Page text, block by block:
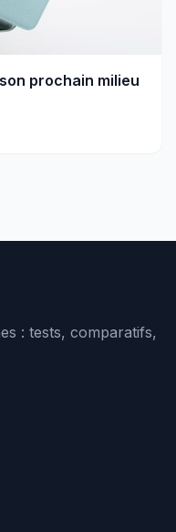
prochain milieu
: tests, comparatifs,